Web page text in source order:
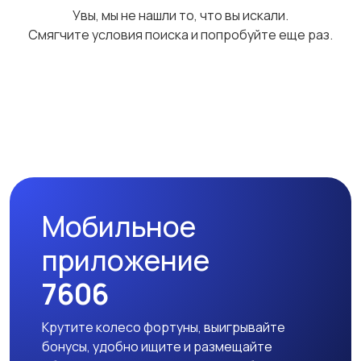
праздниковУвы, мы не нашли то, что вы искали.
Смягчите условия поиска и попробуйте еще раз.
Мобильное
приложение
7606
Крутите колесо фортуны, выигрывайте
бонусы, удобно ищите и размещайте